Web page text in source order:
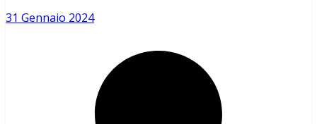
31 Gennaio 2024